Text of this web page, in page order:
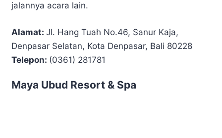
jalannya acara lain.
Alamat: Jl. Hang Tuah No.46, Sanur Kaja,
Denpasar Selatan, Kota Denpasar, Bali 80228
Telepon: (0361) 281781
Maya Ubud Resort & Spa